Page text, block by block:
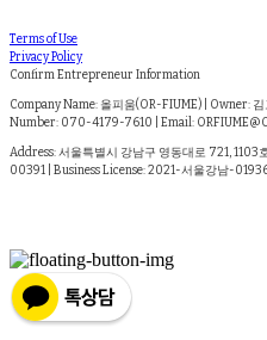
Terms of Use
Privacy Policy
Confirm Entrepreneur Information
Company Name: 올피움(OR-FIUME) | Owner:
Number: 070-4179-7610 | Email:
Address: 서울특별시 강남구 영동대로 721,
00391 | Business License:2021-서울강남-